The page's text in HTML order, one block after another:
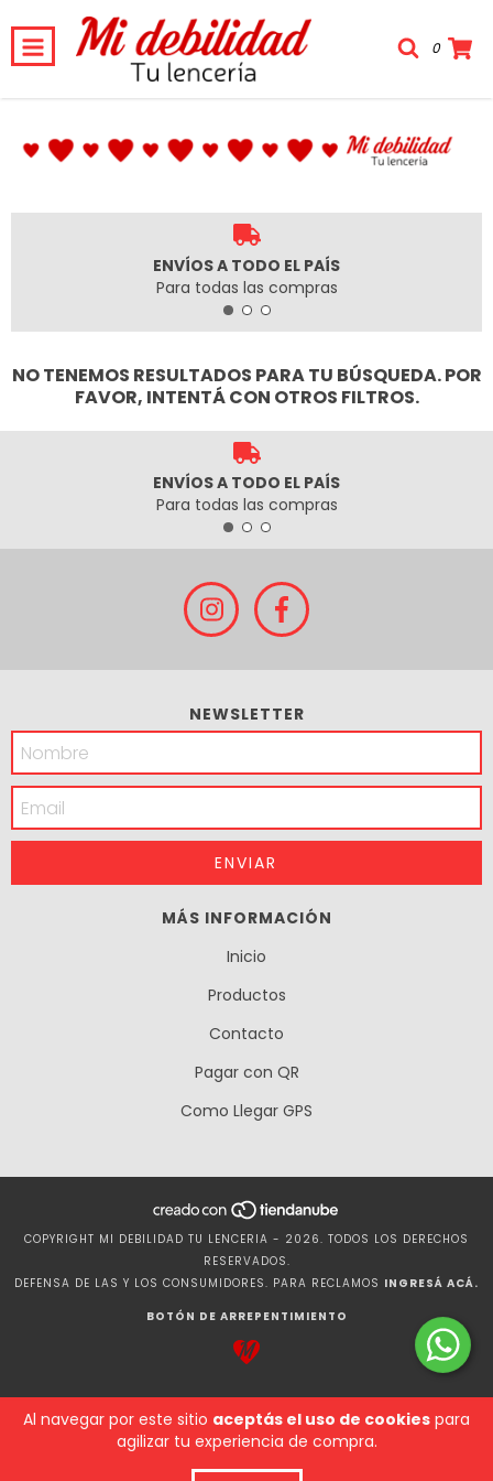
Al navegar por este sitio aceptás el uso de cookies para
agilizar tu experiencia de compra.
0
ENVÍOS A TODO EL PAÍS
Para todas las compras
NO TENEMOS RESULTADOS PARA TU BÚSQUEDA. POR
FAVOR, INTENTÁ CON OTROS FILTROS.
ENVÍOS A TODO EL PAÍS
Para todas las compras
NEWSLETTER
MÁS INFORMACIÓN
Inicio
Productos
Contacto
Pagar con QR
Como Llegar GPS
COPYRIGHT MI DEBILIDAD TU LENCERIA - 2026. TODOS LOS DERECHOS
RESERVADOS.
DEFENSA DE LAS Y LOS CONSUMIDORES. PARA RECLAMOS INGRESÁ ACÁ.
BOTÓN DE ARREPENTIMIENTO